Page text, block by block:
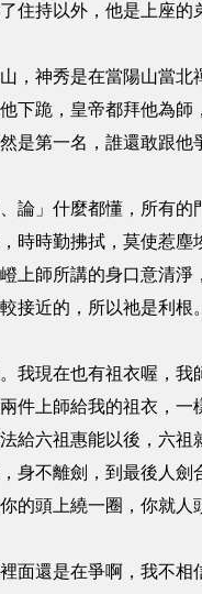
住持以外，他是上座
，神秀是在當陽山當
下跪，皇帝都拜他為
是第一名，誰還敢跟
論」什麼都懂，所有
時時勤拂拭，莫使惹
上師所講的身口意清
接近的，所以祂是利根
現在也有祖衣喔，我
件上師給我的祖衣，
六祖惠能以後，六祖
身不離劍，到最後人劍
的頭上繞一圈，你就人
面還是在爭啊，我不